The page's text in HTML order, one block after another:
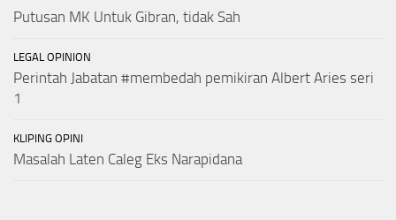
Putusan MK Untuk Gibran, tidak Sah
LEGAL OPINION
Perintah Jabatan #membedah pemikiran Albert Aries seri
1
KLIPING OPINI
Masalah Laten Caleg Eks Narapidana